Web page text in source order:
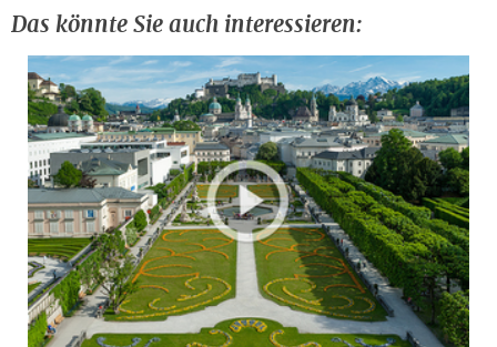
Das könnte Sie auch interessieren: